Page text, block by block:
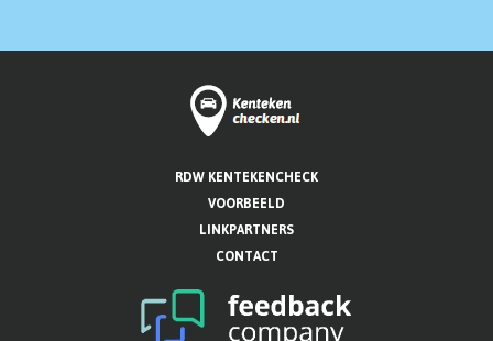
RDW KENTEKENCHECK
VOORBEELD
LINKPARTNERS
CONTACT